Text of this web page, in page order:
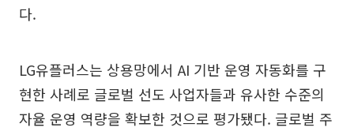
다.
LG유플러스는 상용망에서 AI 기반 운영 자동화를 구
현한 사례로 글로벌 선도 사업자들과 유사한 수준의
자율 운영 역량을 확보한 것으로 평가됐다. 글로벌 주